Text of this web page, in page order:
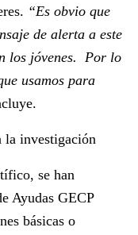
“Es obvio que
de alerta a este
los jóvenes. Por lo
usamos para
la investigación
se han
Ayudas GECP
básicas o